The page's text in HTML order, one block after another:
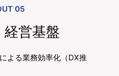
05
経営基盤
よる業務効率化（DX推